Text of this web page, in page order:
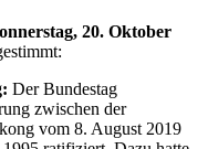
20. Oktober
Der Bundestag
zwischen der
vom 8. August 2019